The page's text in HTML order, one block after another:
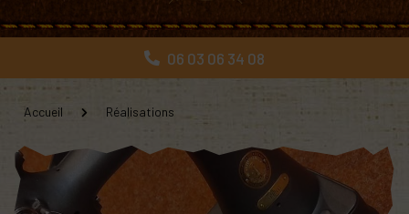
06 03 06 34 08
Accueil Réalisations